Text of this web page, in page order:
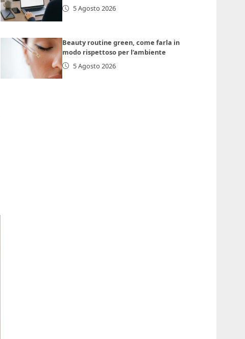
5 Agosto 2026
Beauty routine green, come farla in
modo rispettoso per l’ambiente
5 Agosto 2026